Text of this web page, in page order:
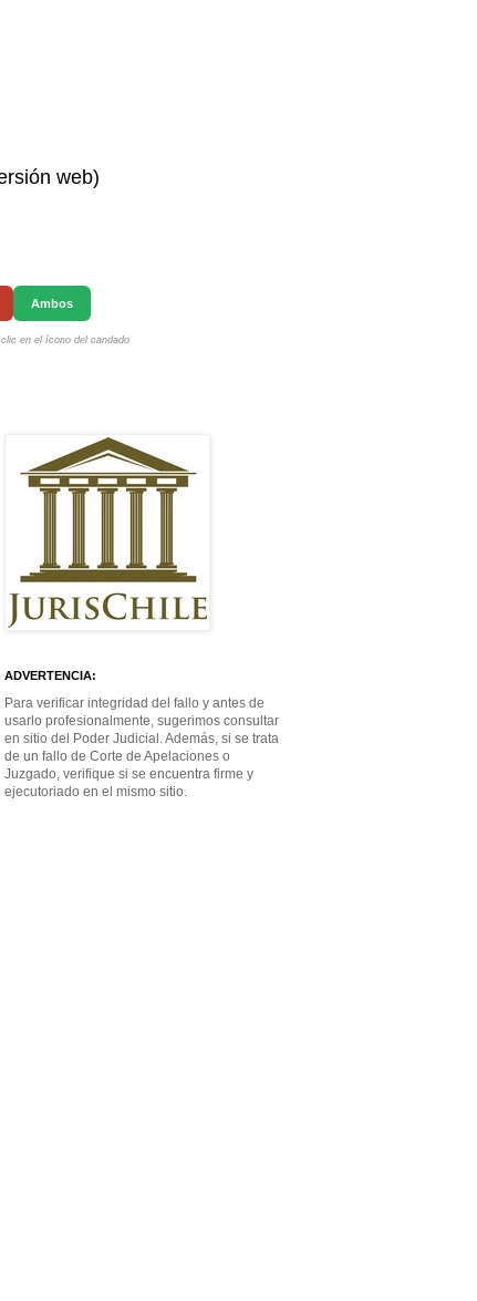
web)
Ambos
en el ícono del candado
ADVERTENCIA:
Para verificar integridad del fallo y antes de
usarlo profesionalmente, sugerimos consultar
en sitio del Poder Judicial. Además, si se trata
de un fallo de Corte de Apelaciones o
Juzgado, verifique si se encuentra firme y
ejecutoriado en el mismo sitio.